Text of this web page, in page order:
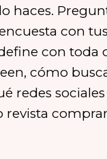
haces.
con
con toda
cómo
redes
revista